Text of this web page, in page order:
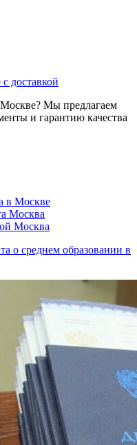
доставкой
Мы предлагаем
и гарантию качества
в Москве
Москва
Москва
о среднем образовании в